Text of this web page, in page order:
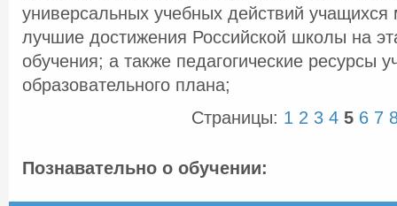
универсальных учебных действий
лучшие достижения Российской школы на
обучения; а также педагогические ресурсы
образовательного плана;
Страницы: 1 2 3 4 5 6 7
Познавательно о обучении: